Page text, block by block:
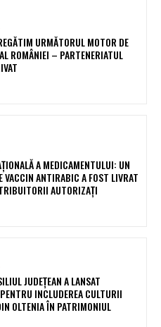
URMĂTORUL MOTOR DE
ROMÂNIEI – PARTENERIATUL
A MEDICAMENTULUI: UN
VACCIN ANTIRABIC A FOST LIVRAT
AUTORIZAȚI
JUDEȚEAN A LANSAT
INCLUDEREA CULTURII
OLTENIA ÎN PATRIMONIUL